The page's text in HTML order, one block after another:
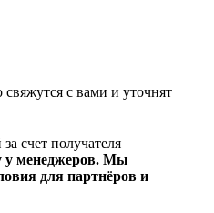
с вами и уточнят
счет получателя
у менеджеров. Мы
для партнёров и